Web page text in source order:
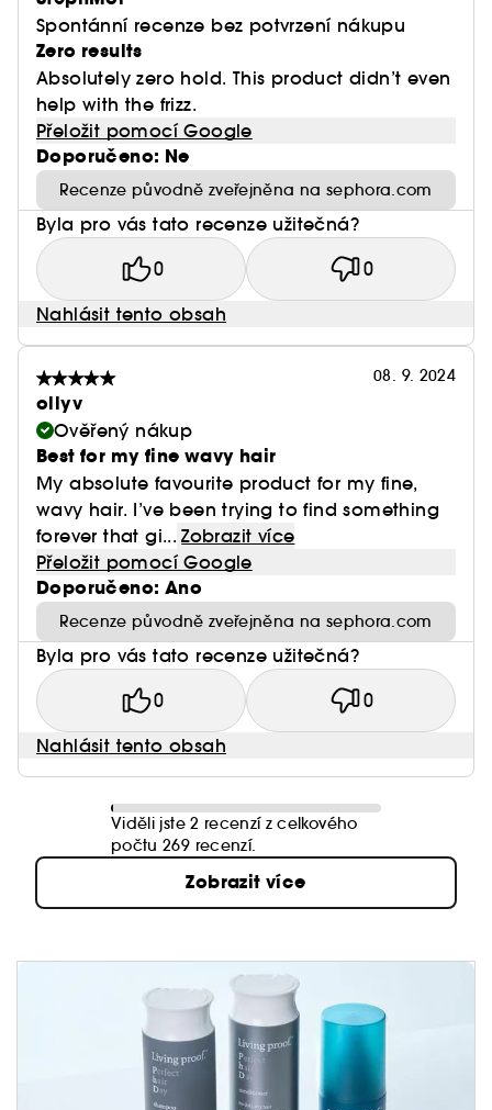
Spontánní recenze bez potvrzení nákupu
Zero results
Absolutely zero hold. This product didn’t even
help with the frizz.
Přeložit pomocí Google
Doporučeno: Ne
Recenze původně zveřejněna na sephora.com
Byla pro vás tato recenze užitečná?
0 0
Nahlásit tento obsah
08. 9. 2024
ollyv
Ověřený nákup
Best for my fine wavy hair
My absolute favourite product for my fine,
wavy hair. I’ve been trying to find something
forever that gi... Zobrazit více
Přeložit pomocí Google
Doporučeno: Ano
Recenze původně zveřejněna na sephora.com
Byla pro vás tato recenze užitečná?
0 0
Nahlásit tento obsah
Viděli jste 2 recenzí z celkového
počtu 269 recenzí.
Zobrazit více